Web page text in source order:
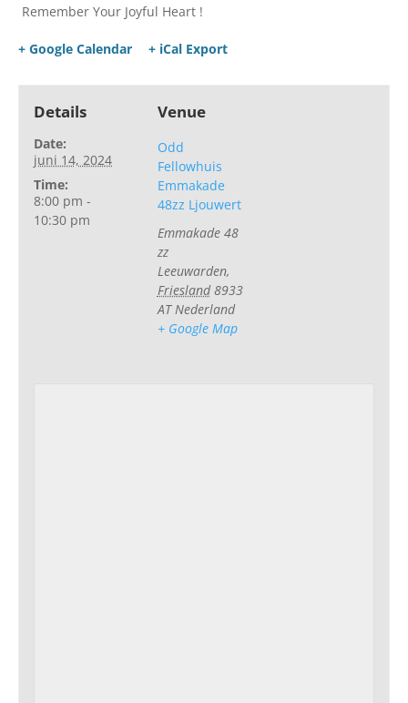
Remember Your Joyful Heart !
+ Google Calendar + iCal Export
Details
Date:
juni 14, 2024
Time:
8:00 pm -
10:30 pm
Venue
Odd
Fellowhuis
Emmakade
48zz Ljouwert
Emmakade 48
zz
Leeuwarden,
Friesland 8933
AT Nederland
+ Google Map